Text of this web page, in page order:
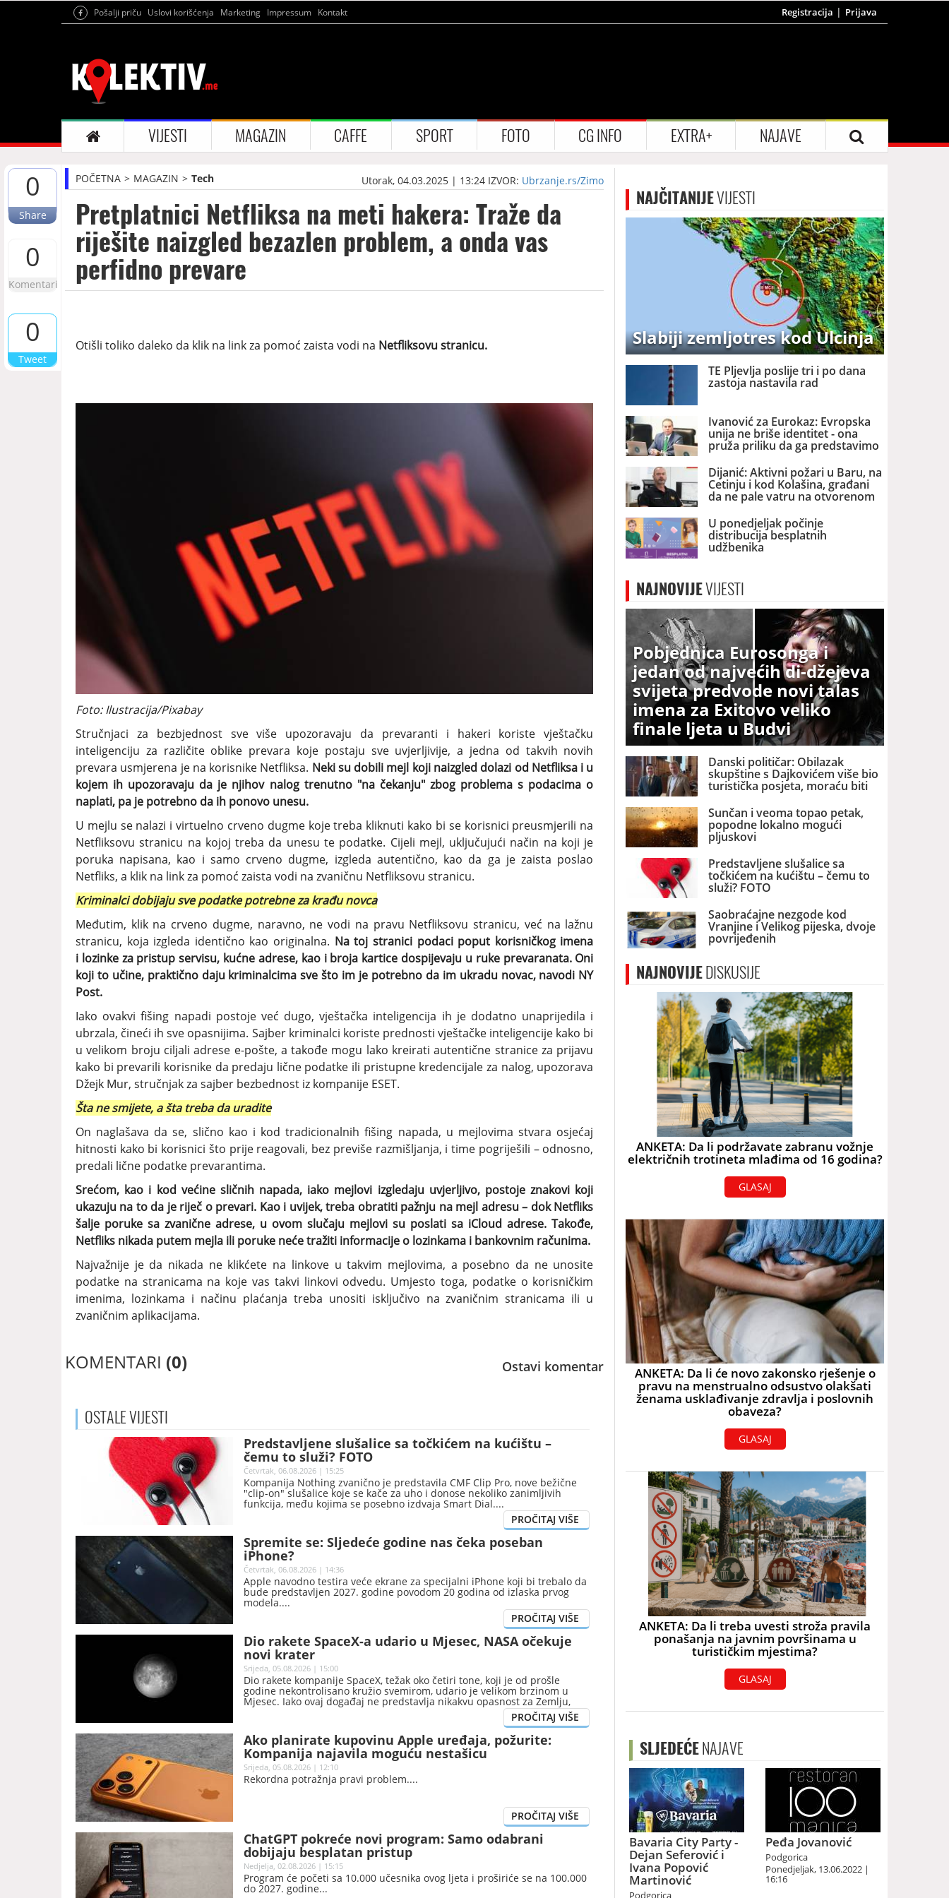
Pošalji priču Uslovi korišćenja Marketing Impressum Kontakt Registracija Prijava
VIJESTI MAGAZIN CAFFE SPORT FOTO CG INFO EXTRA+ NAJAVE
0
Share
0
Komentari
0
Tweet
POČETNA MAGAZIN Tech Utorak, 04.03.2025 | 13:24 IZVOR: Ubrzanje.rs/Zimo
Pretplatnici Netfliksa na meti hakera: Traže da
riješite naizgled bezazlen problem, a onda vas
perfidno prevare
Otišli toliko daleko da klik na link za pomoć zaista vodi na Netfliksovu stranicu.
Foto: Ilustracija/Pixabay
Stručnjaci za bezbjednost sve više upozoravaju da prevaranti i hakeri koriste vještačku
inteligenciju za različite oblike prevara koje postaju sve uvjerljivije, a jedna od takvih novih
prevara usmjerena je na korisnike Netfliksa. Neki su dobili mejl koji naizgled dolazi od Netfliksa i u
kojem ih upozoravaju da je njihov nalog trenutno "na čekanju" zbog problema s podacima o
naplati, pa je potrebno da ih ponovo unesu.
U mejlu se nalazi i virtuelno crveno dugme koje treba kliknuti kako bi se korisnici preusmjerili na
Netfliksovu stranicu na kojoj treba da unesu te podatke. Cijeli mejl, uključujući način na koji je
poruka napisana, kao i samo crveno dugme, izgleda autentično, kao da ga je zaista poslao
Netfliks, a klik na link za pomoć zaista vodi na zvaničnu Netfliksovu stranicu.
Kriminalci dobijaju sve podatke potrebne za krađu novca
Međutim, klik na crveno dugme, naravno, ne vodi na pravu Netfliksovu stranicu, već na lažnu
stranicu, koja izgleda identično kao originalna. Na toj stranici podaci poput korisničkog imena
i lozinke za pristup servisu, kućne adrese, kao i broja kartice dospijevaju u ruke prevaranata. Oni
koji to učine, praktično daju kriminalcima sve što im je potrebno da im ukradu novac, navodi NY
Post.
Iako ovakvi fišing napadi postoje već dugo, vještačka inteligencija ih je dodatno unaprijedila i
ubrzala, čineći ih sve opasnijima. Sajber kriminalci koriste prednosti vještačke inteligencije kako bi
u velikom broju ciljali adrese e-pošte, a takođe mogu lako kreirati autentične stranice za prijavu
kako bi prevarili korisnike da predaju lične podatke ili pristupne kredencijale za nalog, upozorava
Džejk Mur, stručnjak za sajber bezbednost iz kompanije ESET.
Šta ne smijete, a šta treba da uradite
On naglašava da se, slično kao i kod tradicionalnih fišing napada, u mejlovima stvara osjećaj
hitnosti kako bi korisnici što prije reagovali, bez previše razmišljanja, i time pogriješili – odnosno,
predali lične podatke prevarantima.
Srećom, kao i kod većine sličnih napada, iako mejlovi izgledaju uvjerljivo, postoje znakovi koji
ukazuju na to da je riječ o prevari. Kao i uvijek, treba obratiti pažnju na mejl adresu – dok Netfliks
šalje poruke sa zvanične adrese, u ovom slučaju mejlovi su poslati sa iCloud adrese. Takođe,
Netfliks nikada putem mejla ili poruke neće tražiti informacije o lozinkama i bankovnim računima.
Najvažnije je da nikada ne klikćete na linkove u takvim mejlovima, a posebno da ne unosite
podatke na stranicama na koje vas takvi linkovi odvedu. Umjesto toga, podatke o korisničkim
imenima, lozinkama i načinu plaćanja treba unositi isključivo na zvaničnim stranicama ili u
zvaničnim aplikacijama.
KOMENTARI (0) Ostavi komentar
OSTALEVIJESTI
Predstavljene slušalice sa točkićem na kućištu –
čemu to služi? FOTO
Četvrtak, 06.08.2026 | 15:25
Kompanija Nothing zvanično je predstavila CMF Clip Pro, nove bežične
"clip-on" slušalice koje se kače za uho i donose nekoliko zanimljivih
funkcija, među kojima se posebno izdvaja Smart Dial.
Spremite se: Sljedeće godine nas čeka poseban
iPhone?
Četvrtak, 06.08.2026 | 14:36
Apple navodno testira veće ekrane za specijalni iPhone koji bi trebalo da
bude predstavljen 2027. godine povodom 20 godina od izlaska prvog
modela.
Dio rakete SpaceX-a udario u Mjesec, NASA očekuje
novi krater
Srijeda, 05.08.2026 | 15:00
Dio rakete kompanije SpaceX, težak oko četiri tone, koji je od prošle
godine nekontrolisano kružio svemirom, udario je velikom brzinom u
Mjesec. Iako ovaj događaj ne predstavlja nikakvu opasnost za Zemlju,
naučnici očekuju da je na površini Zemljinog prirodnog satelita nastao
Ako planirate kupovinu Apple uređaja, požurite:
Kompanija najavila moguću nestašicu
Srijeda, 05.08.2026 | 12:10
Rekordna potražnja pravi problem.
ChatGPT pokreće novi program: Samo odabrani
dobijaju besplatan pristup
Nedjelja, 02.08.2026 | 15:15
Program će početi sa 10.000 učesnika ovog ljeta i proširiće se na 100.000
do 2027. godine
NAJČITANIJEVIJESTI
Slabiji zemljotres kod Ulcinja
TE Pljevlja poslije tri i po dana
zastoja nastavila rad
Ivanović za Eurokaz: Evropska
unija ne briše identitet - ona
pruža priliku da ga predstavimo
Evropi i svijetu
Dijanić: Aktivni požari u Baru, na
Cetinju i kod Kolašina, građani
da ne pale vatru na otvorenom
U ponedjeljak počinje
distribucija besplatnih
udžbenika
NAJNOVIJEVIJESTI
Pobjednica Eurosonga i
jedan od najvećih di-džejeva
svijeta predvode novi talas
imena za Exitovo veliko
finale ljeta u Budvi
Danski političar: Obilazak
skupštine s Dajkovićem više bio
turistička posjeta, moraću biti
pažljiviji kome ću biti vodič
Sunčan i veoma topao petak,
popodne lokalno mogući
pljuskovi
Predstavljene slušalice sa
točkićem na kućištu – čemu to
služi? FOTO
Saobraćajne nezgode kod
Vranjine i Velikog pijeska, dvoje
povrijeđenih
NAJNOVIJEDISKUSIJE
ANKETA: Da li podržavate zabranu vožnje
električnih trotineta mlađima od 16 godina?
GLASAJ
ANKETA: Da li će novo zakonsko rješenje o
pravu na menstrualno odsustvo olakšati
ženama usklađivanje zdravlja i poslovnih
obaveza?
GLASAJ
ANKETA: Da li treba uvesti stroža pravila
ponašanja na javnim površinama u
turističkim mjestima?
GLASAJ
SLJEDEĆENAJAVE
Bavaria City Party -
Dejan Seferović i
Ivana Popović
Martinović
Podgorica
Peđa Jovanović
Podgorica
Ponedjeljak, 13.06.2022 |
16:16